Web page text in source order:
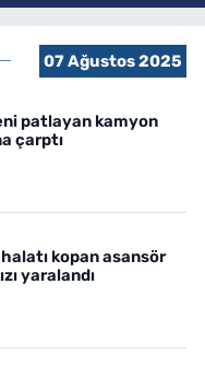
07 Ağustos 2025
patlayan kamyon
çarptı
kopan asansör
yaralandı